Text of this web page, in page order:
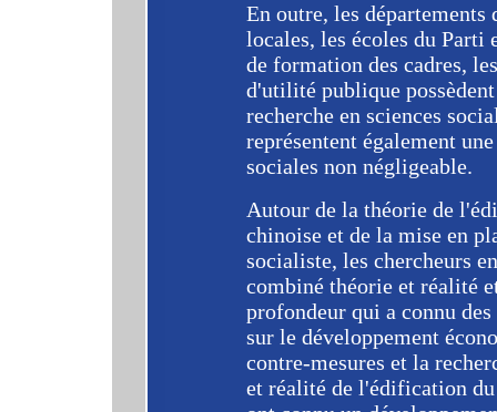
En outre, les
locales, les écoles du Parti
de formation des cadres,
d'utilité publique
recherche en sciences
représentent également
sociales non négligeable.
Autour de la théorie de
chinoise et de la mise en
socialiste, les chercheurs
combiné théorie et réalité
profondeur qui a connu
sur le développement
contre-mesures et la
et réalité de l'édification